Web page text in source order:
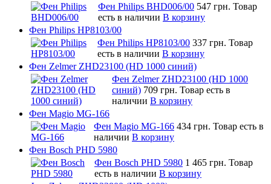
Фен Philips BHD006/00 547 грн. Товар
есть в наличии В корзину
Фен Philips HP8103/00
Фен Philips HP8103/00 337 грн. Товар
есть в наличии В корзину
Фен Zelmer ZHD23100 (HD 1000 синий)
Фен Zelmer ZHD23100 (HD 1000
синий) 709 грн. Товар есть в
наличии В корзину
Фен Magio MG-166
Фен Magio MG-166 434 грн. Товар есть в
наличии В корзину
Фен Bosch PHD 5980
Фен Bosch PHD 5980 1 465 грн. Товар
есть в наличии В корзину